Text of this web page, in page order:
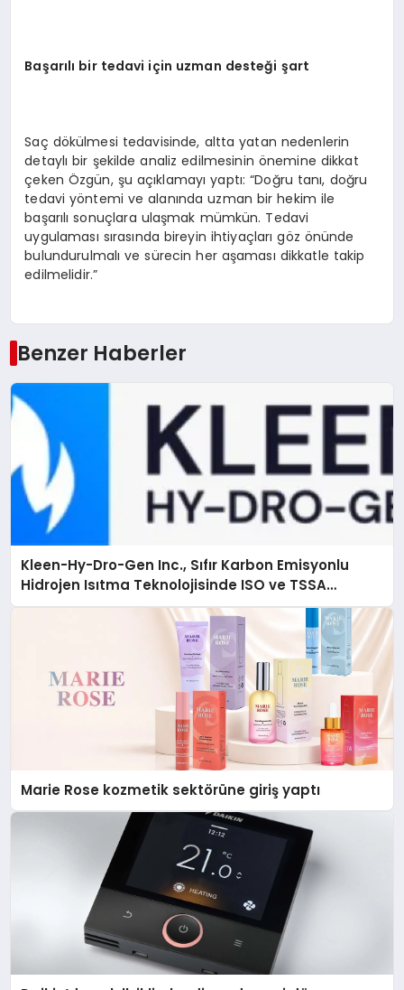
Başarılı bir tedavi için uzman desteği şart
Saç dökülmesi tedavisinde, altta yatan nedenlerin
detaylı bir şekilde analiz edilmesinin önemine dikkat
çeken Özgün, şu açıklamayı yaptı: “Doğru tanı, doğru
tedavi yöntemi ve alanında uzman bir hekim ile
başarılı sonuçlara ulaşmak mümkün. Tedavi
uygulaması sırasında bireyin ihtiyaçları göz önünde
bulundurulmalı ve sürecin her aşaması dikkatle takip
edilmelidir.”
Benzer Haberler
Kleen-Hy-Dro-Gen Inc., Sıfır Karbon Emisyonlu
Hidrojen Isıtma Teknolojisinde ISO ve TSSA
Düzenleyici Onaylarını Aldı
Marie Rose kozmetik sektörüne giriş yaptı